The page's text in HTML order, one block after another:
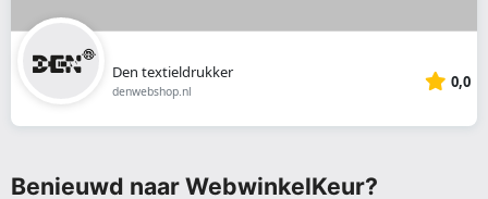
Den textieldrukker
denwebshop.nl 0,0
Benieuwd naar WebwinkelKeur?